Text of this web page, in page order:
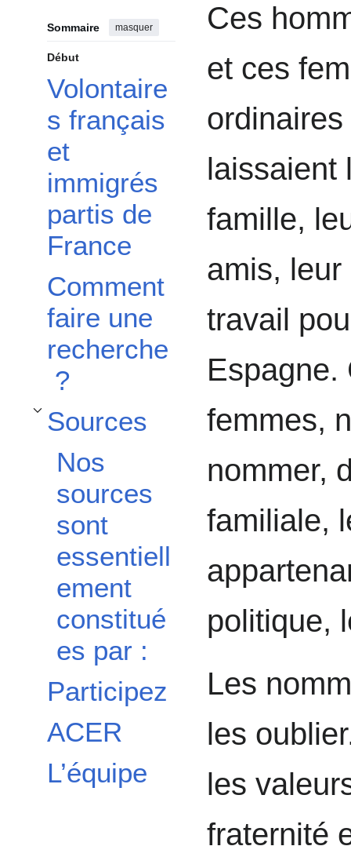
Sommaire masquer
Début
Volontaire
s français
et
immigrés
partis de
France
Comment
faire une
recherche
?
Sources
Afficher / masquer la sous-section Sources
Nos
sources
sont
essentiell
ement
constitué
es par :
Participez
ACER
L’équipe
Ces
et ces
ordinaires
laissaient
famille,
amis, leur
travail
Espagne.
femmes,
nommer,
familiale,
politique,
Les
les
les
fraternité